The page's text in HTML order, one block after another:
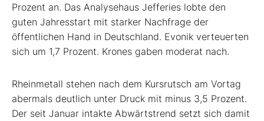
Prozent an. Das Analysehaus Jefferies lobte den
guten Jahresstart mit starker Nachfrage der
öffentlichen Hand in Deutschland. Evonik verteuerten
sich um 1,7 Prozent. Krones gaben moderat nach.
Rheinmetall stehen nach dem Kursrutsch am Vortag
abermals deutlich unter Druck mit minus 3,5 Prozent.
Der seit Januar intakte Abwärtstrend setzt sich damit